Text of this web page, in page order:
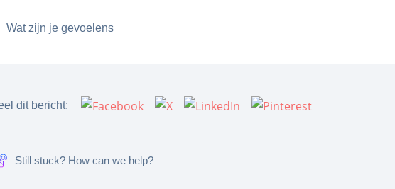
Wat zijn je gevoelens
dit bericht:
Still stuck? How can we help?